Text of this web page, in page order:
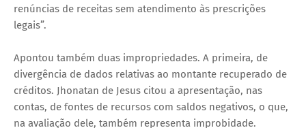
renúncias de receitas sem atendimento às prescrições
legais”.
Apontou também duas impropriedades. A primeira, de
divergência de dados relativas ao montante recuperado de
créditos. Jhonatan de Jesus citou a apresentação, nas
contas, de fontes de recursos com saldos negativos, o que,
na avaliação dele, também representa improbidade.